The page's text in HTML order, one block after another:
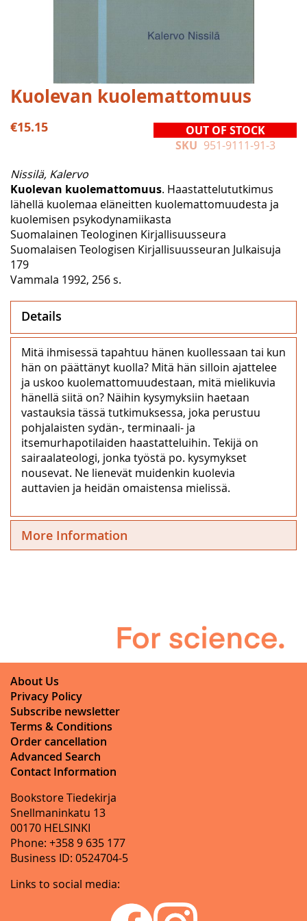
Skip
to
the
beginning
images
gallery
Kuolevan kuolemattomuus
€15.15
OUT OF STOCK
SKU 951-9111-91-3
Nissilä, Kalervo
Kuolevan kuolemattomuus. Haastattelututkimus
lähellä kuolemaa eläneitten kuolemattomuudesta ja
kuolemisen psykodynamiikasta
Suomalainen Teologinen Kirjallisuusseura
Suomalaisen Teologisen Kirjallisuusseuran Julkaisuja
179
Vammala 1992, 256 s.
Details
Mitä ihmisessä tapahtuu hänen kuollessaan tai kun
hän on päättänyt kuolla? Mitä hän silloin ajattelee
ja uskoo kuolemattomuudestaan, mitä mielikuvia
hänellä siitä on? Näihin kysymyksiin haetaan
vastauksia tässä tutkimuksessa, joka perustuu
pohjalaisten sydän-, terminaali- ja
itsemurhapotilaiden haastatteluihin. Tekijä on
sairaalateologi, jonka työstä po. kysymykset
nousevat. Ne lienevät muidenkin kuolevia
auttavien ja heidän omaistensa mielissä.
More Information
About Us
Privacy Policy
Subscribe newsletter
Terms & Conditions
Order cancellation
Advanced Search
Contact Information
Bookstore Tiedekirja
Snellmaninkatu 13
00170 HELSINKI
Phone: +358 9 635 177
Business ID: 0524704-5
Links to social media: